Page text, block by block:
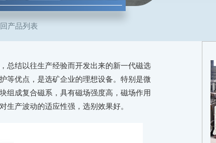
产品列表
总结以往生产经验而开发出来的新一代磁选
等优点，是选矿企业的理想设备。特别是微
组成复合磁系，具有磁场强度高，磁场作用
生产波动的适应性强，选别效果好。